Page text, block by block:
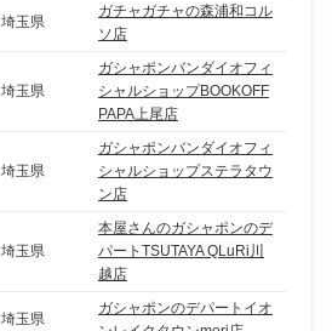
埼玉県
ガチャガチャの森浦和コル
ソ店
埼玉県
ガシャポンバンダイオフィ
シャルショップBOOKOFF
PAPA上尾店
埼玉県
ガシャポンバンダイオフィ
シャルショップステラタウ
ン店
埼玉県
本屋さんのガシャポンのデ
パートTSUTAYA QLuRi川
越店
埼玉県
ガシャポンのデパートイオ